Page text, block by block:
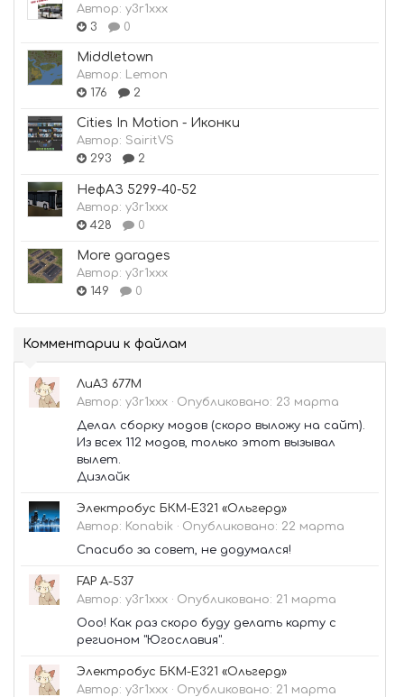
Автор: y3r1xxx
3
0
Middletown
Автор: Lemon
176
2
Cities In Motion - Иконки
Автор: SairitVS
293
2
НефАЗ 5299-40-52
Автор: y3r1xxx
428
0
More garages
Автор: y3r1xxx
149
0
Комментарии к файлам
ЛиАЗ 677М
Автор: y3r1xxx · Опубликовано: 23 марта
Делал сборку модов (скоро выложу на сайт).
Из всех 112 модов, только этот вызывал
вылет.
Дизлайк
Электробус БКМ-Е321 «Ольгерд»
Автор: Konabik · Опубликовано: 22 марта
Спасибо за совет, не додумался!
FAP A-537
Автор: y3r1xxx · Опубликовано: 21 марта
Ооо! Как раз скоро буду делать карту с
регионом "Югославия".
Электробус БКМ-Е321 «Ольгерд»
Автор: y3r1xxx · Опубликовано: 21 марта